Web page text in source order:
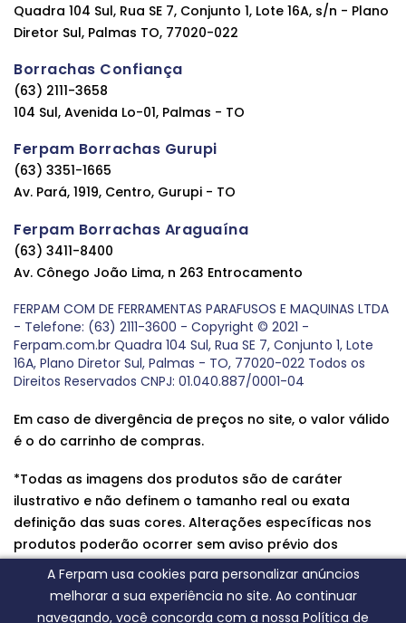
A Ferpam usa cookies para personalizar anúncios
melhorar a sua experiência no site. Ao continuar
navegando, você concorda com a nossa Política de
Quadra 104 Sul, Rua SE 7, Conjunto 1, Lote 16A, s/n - Plano
Diretor Sul, Palmas TO, 77020-022
Borrachas Confiança
(63) 2111-3658
104 Sul, Avenida Lo-01, Palmas - TO
Ferpam Borrachas Gurupi
(63) 3351-1665
Av. Pará, 1919, Centro, Gurupi - TO
Ferpam Borrachas Araguaína
(63) 3411-8400
Av. Cônego João Lima, n 263 Entrocamento
FERPAM COM DE FERRAMENTAS PARAFUSOS E MAQUINAS LTDA
- Telefone: (63) 2111-3600 - Copyright © 2021 -
Ferpam.com.br Quadra 104 Sul, Rua SE 7, Conjunto 1, Lote
16A, Plano Diretor Sul, Palmas - TO, 77020-022 Todos os
Direitos Reservados CNPJ: 01.040.887/0001-04
Em caso de divergência de preços no site, o valor válido
é o do carrinho de compras.
*Todas as imagens dos produtos são de caráter
ilustrativo e não definem o tamanho real ou exata
definição das suas cores. Alterações específicas nos
produtos poderão ocorrer sem aviso prévio dos
fornecedores, qualquer dúvida sobre nossos produtos
entre em contato conosco.